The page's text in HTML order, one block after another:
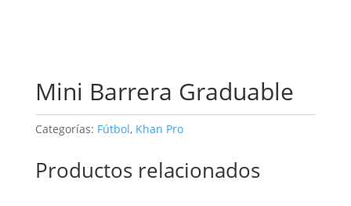
Mini Barrera Graduable
Categorías: Fútbol, Khan Pro
Productos relacionados